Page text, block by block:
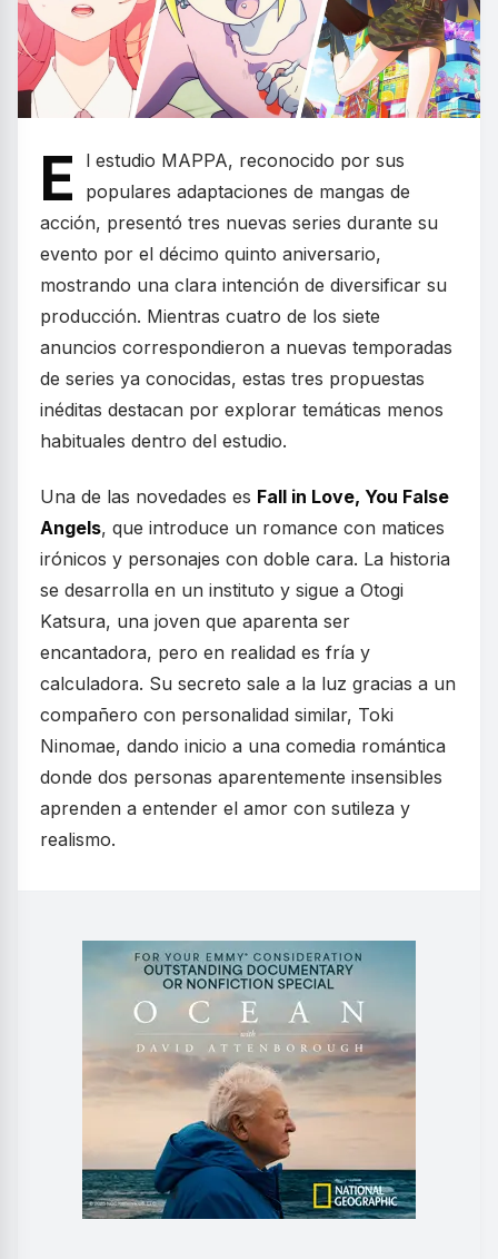
E
l estudio MAPPA, reconocido por sus
populares adaptaciones de mangas de
acción, presentó tres nuevas series durante su
evento por el décimo quinto aniversario,
mostrando una clara intención de diversificar su
producción. Mientras cuatro de los siete
anuncios correspondieron a nuevas temporadas
de series ya conocidas, estas tres propuestas
inéditas destacan por explorar temáticas menos
habituales dentro del estudio.
Una de las novedades es Fall in Love, You False
Angels, que introduce un romance con matices
irónicos y personajes con doble cara. La historia
se desarrolla en un instituto y sigue a Otogi
Katsura, una joven que aparenta ser
encantadora, pero en realidad es fría y
calculadora. Su secreto sale a la luz gracias a un
compañero con personalidad similar, Toki
Ninomae, dando inicio a una comedia romántica
donde dos personas aparentemente insensibles
aprenden a entender el amor con sutileza y
realismo.